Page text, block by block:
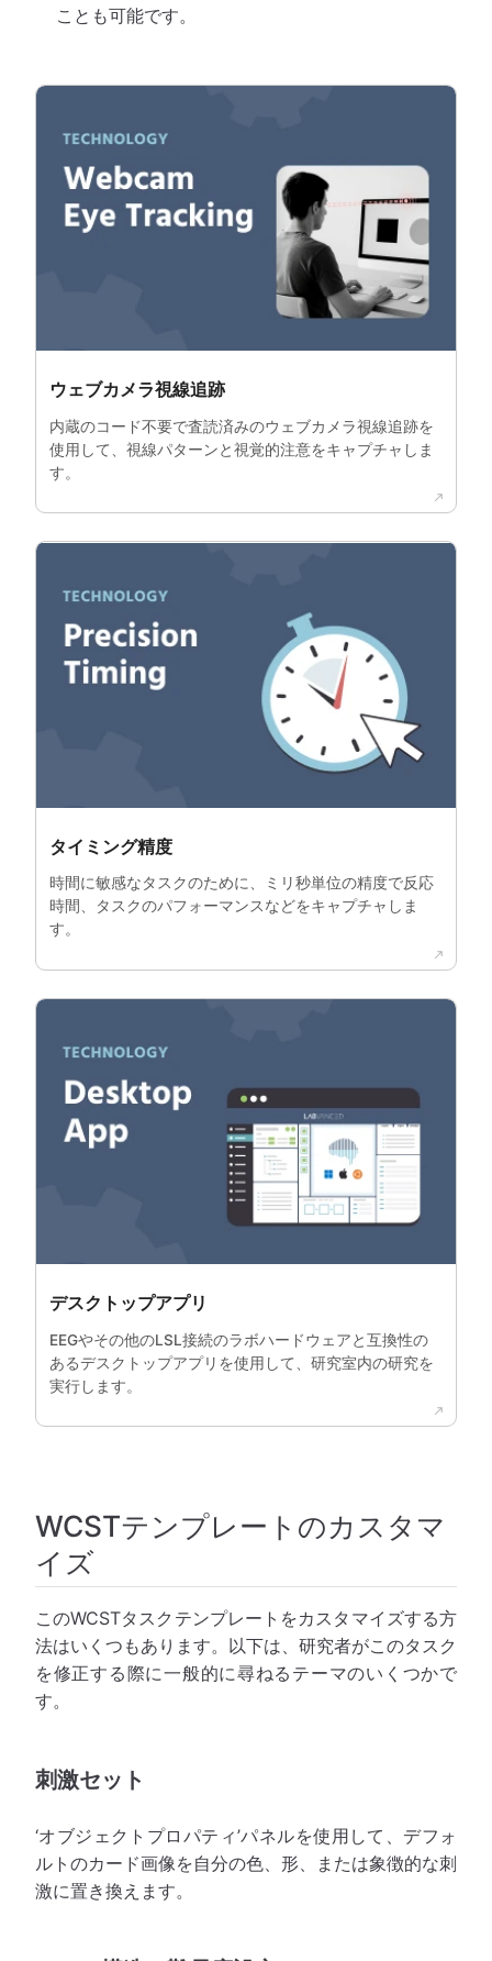
ことも可能です。
ウェブカメラ視線追跡
内蔵のコード不要で査読済みのウェブカメラ視線追跡を
使用して、視線パターンと視覚的注意をキャプチャしま
す。
タイミング精度
時間に敏感なタスクのために、ミリ秒単位の精度で反応
時間、タスクのパフォーマンスなどをキャプチャしま
す。
デスクトップアプリ
EEGやその他のLSL接続のラボハードウェアと互換性の
あるデスクトップアプリを使用して、研究室内の研究を
実行します。
WCSTテンプレートのカスタマ
イズ
このWCSTタスクテンプレートをカスタマイズする方
法はいくつもあります。以下は、研究者がこのタスク
を修正する際に一般的に尋ねるテーマのいくつかで
す。
刺激セット
‘オブジェクトプロパティ’パネルを使用して、デフォ
ルトのカード画像を自分の色、形、または象徴的な刺
激に置き換えます。